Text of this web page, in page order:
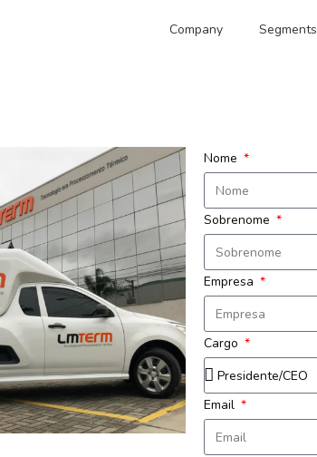
Company Segments
Nome
Sobrenome
Empresa
Cargo
Email